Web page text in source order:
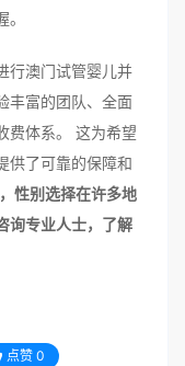
行澳门试管婴儿并
丰富的团队、全面
费体系。 这为希望
供了可靠的保障和
性别选择在许多地
询专业人士，了解
点赞 0